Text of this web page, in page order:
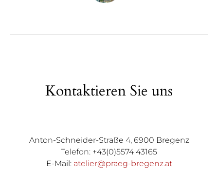
Kontaktieren Sie uns
Anton-Schneider-Straße 4, 6900 Bregenz
Telefon: +43(0)5574 43165
E-Mail: atelier@praeg-bregenz.at